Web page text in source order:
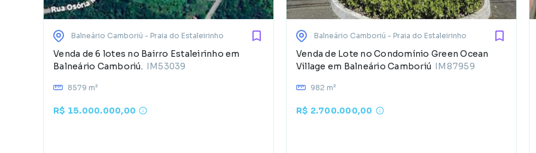
Balneário Camboriú - Praia do Estaleirinho
Venda de 6 lotes no Bairro Estaleirinho em
Balneário Camboriú. IM53039
8579 m²
R$ 15.000.000,00
Balneário Camboriú - Praia do Estaleirinho
Venda de Lote no Condomínio Green Ocean
Village em Balneário Camboriú IM87959
982 m²
R$ 2.700.000,00